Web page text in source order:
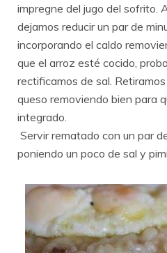
impregne del jugo del sofrito.
dejamos reducir un par de
incorporando el caldo
que el arroz esté cocido,
rectificamos de sal.
queso removiendo bien para
integrado.
Servir rematado con un par
poniendo un poco de sal y